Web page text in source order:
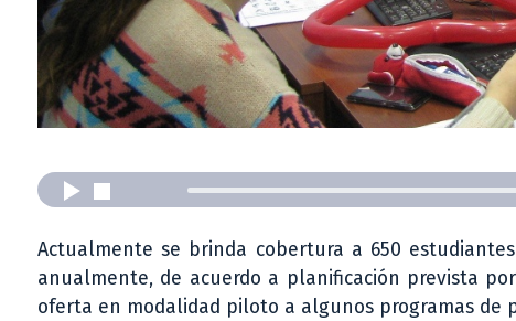
Actualmente se brinda cobertura a 650
anualmente, de acuerdo a planificación prevista
oferta en modalidad piloto a algunos programas de